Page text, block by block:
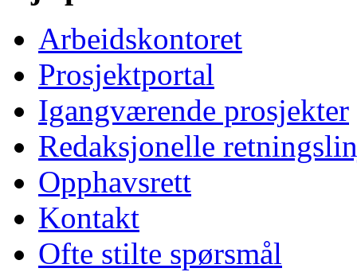
Arbeidskontoret
Prosjektportal
Igangværende prosjekter
Redaksjonelle
Opphavsrett
Kontakt
Ofte stilte spørsmål